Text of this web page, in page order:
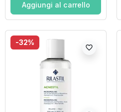
Aggiungi al carrello
-32%
favorite_border